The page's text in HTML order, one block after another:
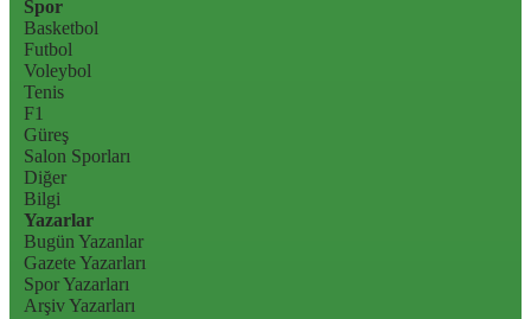
Spor
Basketbol
Futbol
Voleybol
Tenis
F1
Güreş
Salon Sporları
Diğer
Bilgi
Yazarlar
Bugün Yazanlar
Gazete Yazarları
Spor Yazarları
Arşiv Yazarları